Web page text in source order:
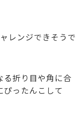
レンジできそうで
る折り目や角に合
ぴったんこして